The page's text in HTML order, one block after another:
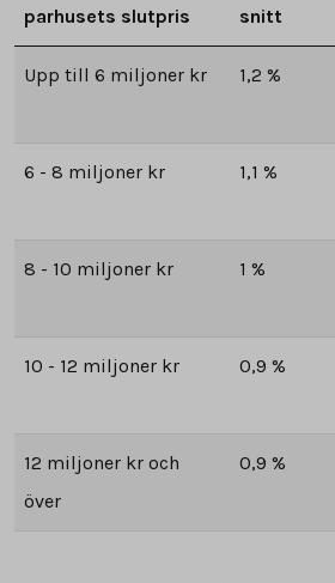
parhusets slutpris
snitt
Upp till 6 miljoner kr 1,2 %
6 - 8 miljoner kr 1,1 %
8 - 10 miljoner kr 1 %
10 - 12 miljoner kr 0,9 %
12 miljoner kr och
över
0,9 %